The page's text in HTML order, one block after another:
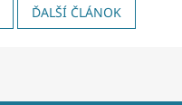
ĎALŠÍ ČLÁNOK